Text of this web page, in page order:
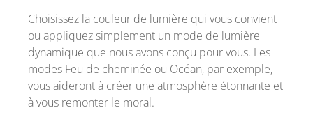
Choisissez la couleur de lumière qui vous convient
ou appliquez simplement un mode de lumière
dynamique que nous avons conçu pour vous. Les
modes Feu de cheminée ou Océan, par exemple,
vous aideront à créer une atmosphère étonnante et
à vous remonter le moral.